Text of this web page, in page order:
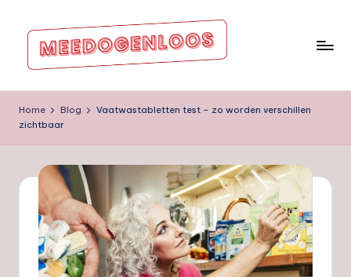
inhoud
e
e
nl
Home Blog
Vaatwastabletten test – zo worden verschillen
zichtbaar